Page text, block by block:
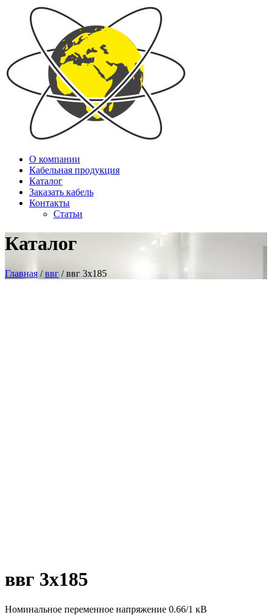
О компании
Кабельная продукция
Каталог
Заказать кабель
Контакты
Статьи
Каталог
Главная /ввг / ввг 3х185
ввг 3х185
Номинальное переменное напряжение 0.66/1 кВ